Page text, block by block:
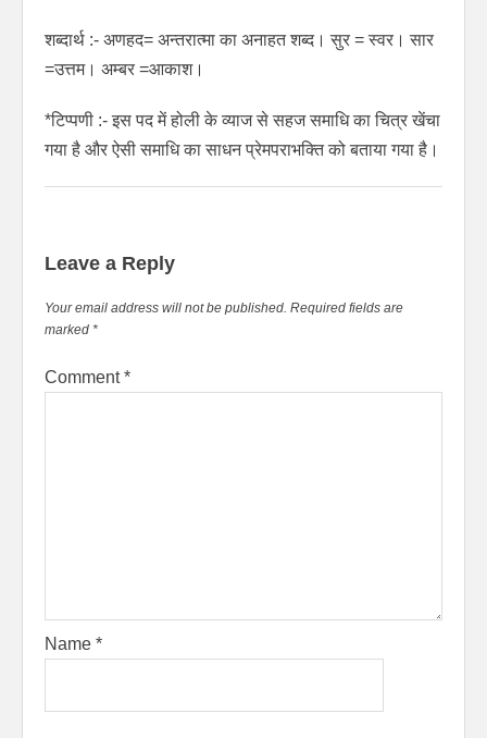
शब्दार्थ :- अणहद= अन्तरात्मा का अनाहत शब्द। सुर = स्वर। सार
=उत्तम। अम्बर =आकाश।
*टिप्पणी :- इस पद में होली के व्याज से सहज समाधि का चित्र खेंचा
गया है और ऐसी समाधि का साधन प्रेमपराभक्ति को बताया गया है।
Leave a Reply
Your email address will not be published. Required fields are
marked *
Comment*
Name *